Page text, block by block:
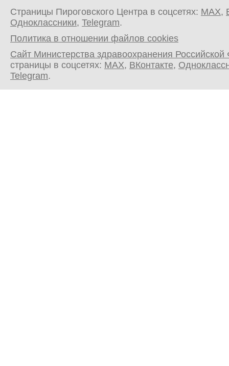
Страницы Пироговского Центра в соцсетях: MAX,
Одноклассники, Telegram.
Политика в отношении файлов cookies
Сайт Министерства здравоохранения
страницы в соцсетях: MAX, ВКонтакте,
Telegram.